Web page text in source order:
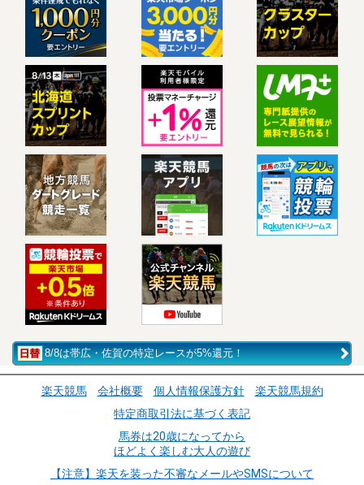
8/8は帯広・佐賀の特定レースが5%還元！
楽天競馬 会社概要 個人情報保護方針
楽天競馬規約
特定商取引法に基づく表記
馬券は20歳になってから
ほどよく楽しむ大人の遊び
【注意】楽天を装った不審なメールやSMSについて